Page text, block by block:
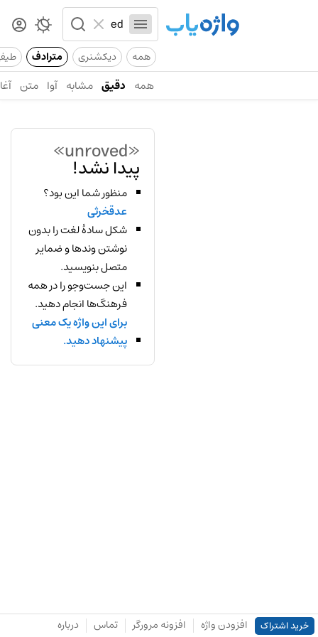
همه دیکشنری مترادف
همه دقیق مشابه آوا متن
«unroved»
پیدا نشد!
منظور شما این بود؟
عدقخرثی
شکل سادهٔ لغت را بدون
نوشتن وندها و ضمایر
متصل بنویسید.
این جست‌وجو را در همه
فرهنگ‌ها انجام دهید.
برای این واژه یک معنی
پیشنهاد دهید.
خرید اشتراک افزودن واژه افزونه مرورگر تماس درباره